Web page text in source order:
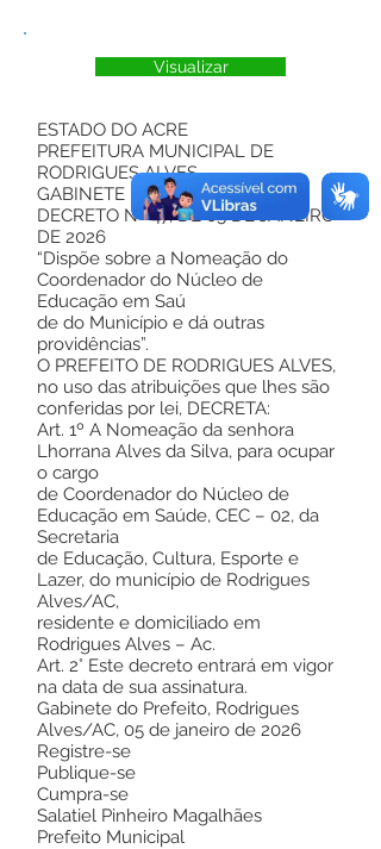
Visualizar
ESTADO DO ACRE
PREFEITURA MUNICIPAL DE
RODRIGUES ALVES
GABINETE DO PREFEITO
DECRETO Nº 47, DE 05 DE JANEIRO
DE 2026
“Dispõe sobre a Nomeação do
Coordenador do Núcleo de
Educação em Saú
de do Município e dá outras
providências”.
O PREFEITO DE RODRIGUES ALVES,
no uso das atribuições que lhes são
conferidas por lei, DECRETA:
Art. 1º A Nomeação da senhora
Lhorrana Alves da Silva, para ocupar
o cargo
de Coordenador do Núcleo de
Educação em Saúde, CEC – 02, da
Secretaria
de Educação, Cultura, Esporte e
Lazer, do município de Rodrigues
Alves/AC,
residente e domiciliado em
Rodrigues Alves – Ac.
Art. 2° Este decreto entrará em vigor
na data de sua assinatura.
Gabinete do Prefeito, Rodrigues
Alves/AC, 05 de janeiro de 2026
Registre-se
Publique-se
Cumpra-se
Salatiel Pinheiro Magalhães
Prefeito Municipal